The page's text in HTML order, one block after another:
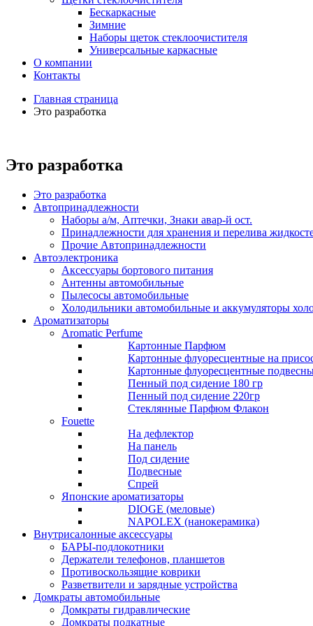
Бескаркасные
Зимние
Наборы щеток стеклоочистителя
Универсальные каркасные
О компании
Контакты
Главная страница
Это разработка
Это разработка
Это разработка
Автопринадлежности
Наборы а/м, Аптечки, Знаки авар-й ост.
Принадлежности для хранения и перелива
Прочие Автопринадлежности
Автоэлектроника
Аксессуары бортового питания
Антенны автомобильные
Пылесосы автомобильные
Холодильники автомобильные и аккумуляторы
Ароматизаторы
Aromatic Perfume
Картонные Парфюм
Картонные флуоресцентные на
Картонные флуоресцентные
Пенный под сидение 180 гр
Пенный под сидение 220гр
Стеклянные Парфюм Флакон
Fouette
На дефлектор
На панель
Под сидение
Подвесные
Спрей
Японские ароматизаторы
DIOGE (меловые)
NAPOLEX (нанокерамика)
Внутрисалонные аксессуары
БАРЫ-подлокотники
Держатели телефонов, планшетов
Противоскользящие коврики
Разветвители и зарядные устройства
Домкраты автомобильные
Домкраты гидравлические
Домкраты подкатные